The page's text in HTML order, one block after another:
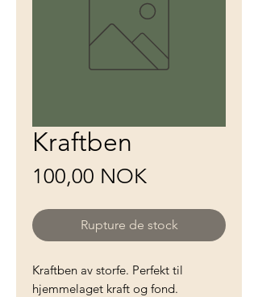
Kraftben
100,00 NOKPrix
Rupture de stock
Kraftben av storfe. Perfekt til
hjemmelaget kraft og fond.